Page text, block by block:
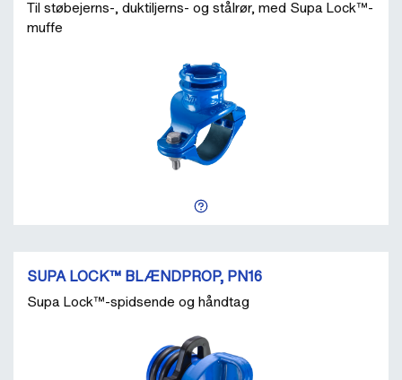
Til støbejerns-, duktiljerns- og stålrør, med Supa Lock™-
muffe
SUPA LOCK™ BLÆNDPROP, PN16
Supa Lock™-spidsende og håndtag